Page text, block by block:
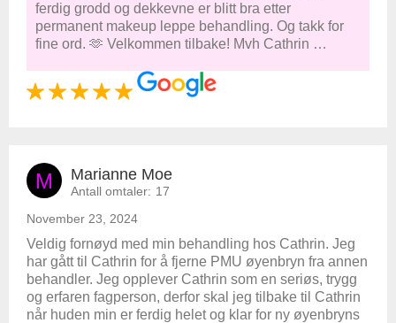
ferdig grodd og dekkevne er blitt bra etter
permanent makeup leppe behandling. Og takk for
fine ord. 🫶 Velkommen tilbake! Mvh Cathrin …
M Marianne Moe
Antall omtaler: 17
November 23, 2024
Veldig fornøyd med min behandling hos Cathrin. Jeg
har gått til Cathrin for å fjerne PMU øyenbryn fra annen
behandler. Jeg opplever Cathrin som en seriøs, trygg
og erfaren fagperson, derfor skal jeg tilbake til Cathrin
når huden min er ferdig helet og klar for ny øyenbryns